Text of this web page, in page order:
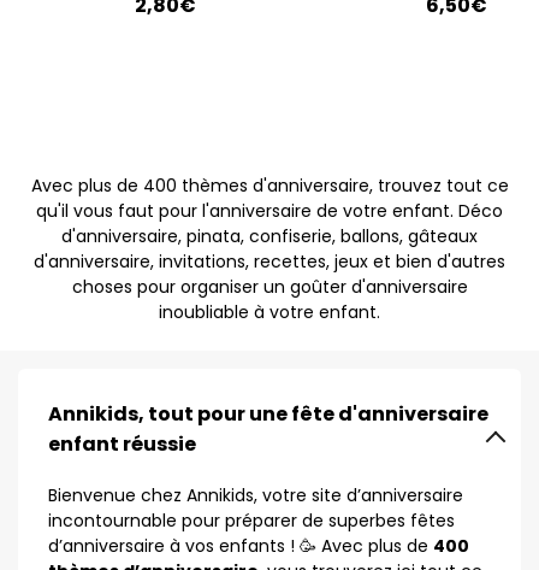
Avec plus de 400 thèmes d'anniversaire, trouvez tout ce
qu'il vous faut pour l'anniversaire de votre enfant. Déco
d'anniversaire, pinata, confiserie, ballons, gâteaux
d'anniversaire, invitations, recettes, jeux et bien d'autres
choses pour organiser un goûter d'anniversaire
inoubliable à votre enfant.
Annikids, tout pour une fête d'anniversaire
enfant réussie
Bienvenue chez Annikids, votre site d’anniversaire
incontournable pour préparer de superbes fêtes
d’anniversaire à vos enfants ! 🥳 Avec plus de 400